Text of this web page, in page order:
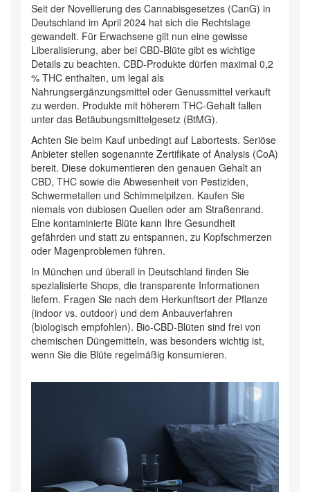
Seit der Novellierung des Cannabisgesetzes (CanG) in
Deutschland im April 2024 hat sich die Rechtslage
gewandelt. Für Erwachsene gilt nun eine gewisse
Liberalisierung, aber bei CBD-Blüte gibt es wichtige
Details zu beachten. CBD-Produkte dürfen maximal 0,2
% THC enthalten, um legal als
Nahrungsergänzungsmittel oder Genussmittel verkauft
zu werden. Produkte mit höherem THC-Gehalt fallen
unter das Betäubungsmittelgesetz (BtMG).
Achten Sie beim Kauf unbedingt auf Labortests. Seriöse
Anbieter stellen sogenannte Zertifikate of Analysis (CoA)
bereit. Diese dokumentieren den genauen Gehalt an
CBD, THC sowie die Abwesenheit von Pestiziden,
Schwermetallen und Schimmelpilzen. Kaufen Sie
niemals von dubiosen Quellen oder am Straßenrand.
Eine kontaminierte Blüte kann Ihre Gesundheit
gefährden und statt zu entspannen, zu Kopfschmerzen
oder Magenproblemen führen.
In München und überall in Deutschland finden Sie
spezialisierte Shops, die transparente Informationen
liefern. Fragen Sie nach dem Herkunftsort der Pflanze
(indoor vs. outdoor) und dem Anbauverfahren
(biologisch empfohlen). Bio-CBD-Blüten sind frei von
chemischen Düngemitteln, was besonders wichtig ist,
wenn Sie die Blüte regelmäßig konsumieren.